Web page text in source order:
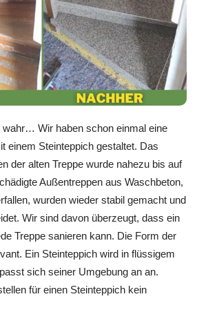
wahr… Wir haben schon einmal eine
einem Steinteppich gestaltet. Das
der alten Treppe wurde nahezu bis auf
Außentreppen aus Waschbeton,
wurden wieder stabil gemacht und
Wir sind davon überzeugt, dass ein
Treppe sanieren kann. Die Form der
Ein Steinteppich wird in flüssigem
sich seiner Umgebung an an.
für einen Steinteppich kein